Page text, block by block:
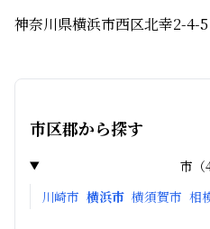
神奈川県横浜市西区北幸2-4-
市区郡から探す
市 （
川崎市 横浜市 横須賀市 相